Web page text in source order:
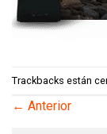
Trackbacks están
← Anterior